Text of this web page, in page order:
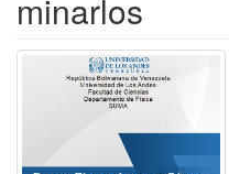
minarlos